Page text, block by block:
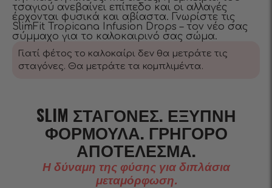
τσαγιού ανεβαίνει επίπεδο και οι αλλαγές
έρχονται φυσικά και αβίαστα. Γνωρίστε τις
SlimFit Tropicana Infusion Drops – τον νέο σας
σύμμαχο για το καλοκαιρινό σας σώμα.
Γιατί φέτος το καλοκαίρι δεν θα μετράτε τις
σταγόνες. Θα μετράτε τα κομπλιμέντα.
SLIM ΣΤΑΓΌΝΕΣ. ΈΞΥΠΝΗ
ΦΌΡΜΟΥΛΑ. ΓΡΉΓΟΡΟ
ΑΠΟΤΈΛΕΣΜΑ.
Η δύναμη της φύσης για διπλάσια
μεταμόρφωση.